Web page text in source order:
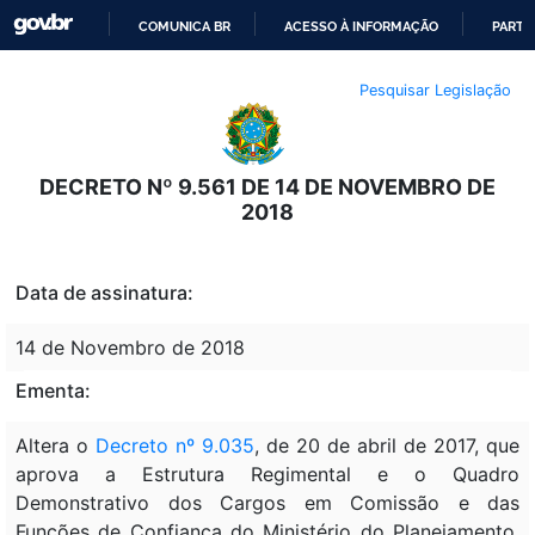
O
CONTEÚDO
COMUNICA BR ACESSO À INFORMAÇÃO
Pesquisar Legislação
DECRETO Nº 9.561 DE 14 DE NOVEMBRO DE
2018
Data de assinatura:
14 de Novembro de 2018
Ementa:
Altera o Decreto nº 9.035, de 20 de abril de 2017, que
aprova a Estrutura Regimental e o Quadro
Demonstrativo dos Cargos em Comissão e das